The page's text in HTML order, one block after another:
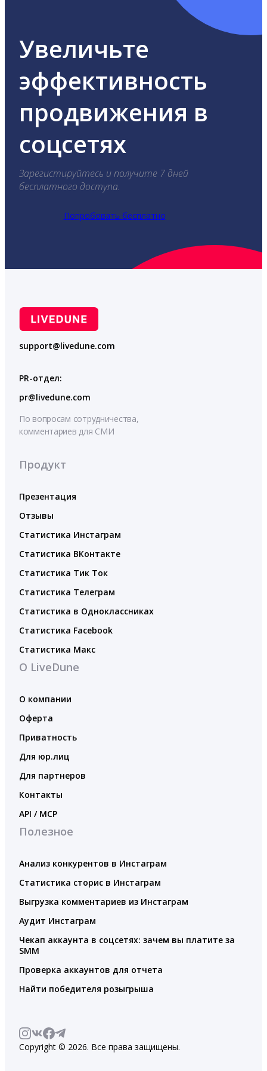
Увеличьте
эффективность
продвижения в
соцсетях
Зарегистируйтесь и получите 7 дней
бесплатного доступа.
Попробовать бесплатно
support@livedune.com
PR-отдел:
pr@livedune.com
По вопросам сотрудничества,
комментариев для СМИ
Продукт
Презентация
Отзывы
Статистика Инстаграм
Статистика ВКонтакте
Статистика Тик Ток
Статистика Телеграм
Статистика в Одноклассниках
Статистика Facebook
Статистика Макс
О LiveDune
О компании
Оферта
Приватность
Для юр.лиц
Для партнеров
Контакты
API / MCP
Полезное
Анализ конкурентов в Инстаграм
Статистика сторис в Инстаграм
Выгрузка комментариев из Инстаграм
Аудит Инстаграм
Чекап аккаунта в соцсетях: зачем вы платите за
SMM
Проверка аккаунтов для отчета
Найти победителя розыгрыша
Copyright © 2026. Все права защищены.